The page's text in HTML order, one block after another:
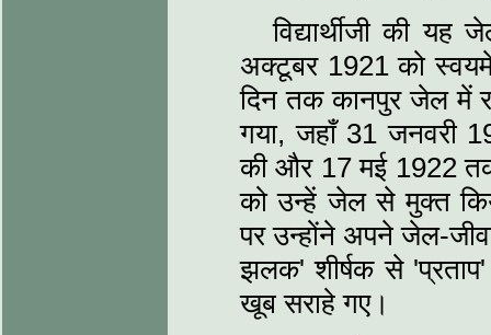
विद्यार्थीजी की
अक्टूबर 1921 को
दिन तक कानपुर जेल में
गया, जहाँ 31 जनवरी
की और 17 मई 1922
को उन्हें जेल से मुक्‍त
पर उन्‍होंने अपने जेल-
झलक' शीर्षक से
खूब सराहे गए।